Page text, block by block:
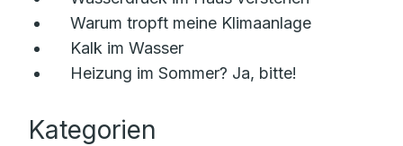
Warum tropft meine Klimaanlage
Kalk im Wasser
Heizung im Sommer? Ja, bitte!
Kategorien